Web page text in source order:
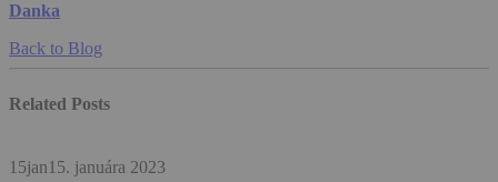
Danka
Back to Blog
Related Posts
15jan15. januára 2023